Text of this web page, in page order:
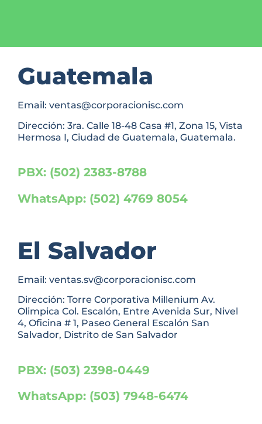
Guatemala
Email: ventas@corporacionisc.com
Dirección: 3ra. Calle 18-48 Casa #1, Zona 15, Vista
Hermosa I, Ciudad de Guatemala, Guatemala.
PBX: (502) 2383-8788
WhatsApp: (502) 4769 8054
El Salvador
Email: ventas.sv@corporacionisc.com
Dirección: Torre Corporativa Millenium Av.
Olimpica Col. Escalón, Entre Avenida Sur, Nivel
4, Oficina # 1, Paseo General Escalón San
Salvador, Distrito de San Salvador
PBX: (503) 2398-0449
WhatsApp: (503) 7948-6474